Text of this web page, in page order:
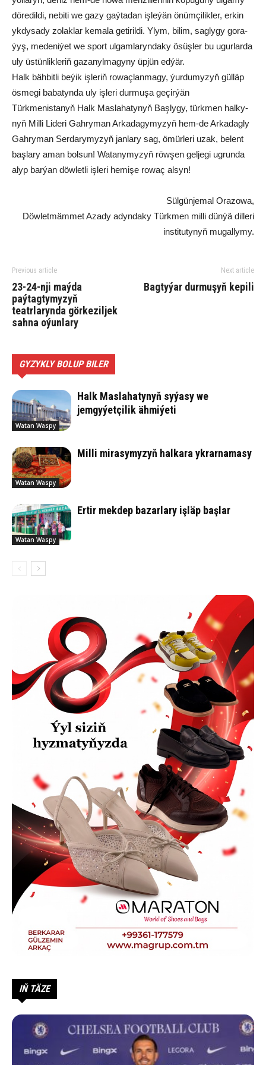
dö­re­dil­di, ne­bi­ti we ga­zy gaý­ta­dan iş­le­ýän önüm­çi­lik­ler, er­kin
yk­dy­sa­dy zo­lak­lar ke­ma­la ge­ti­ril­di. Ylym, bi­lim, sag­ly­gy go­ra­
ýyş, me­de­ni­ýet we sport ul­gam­la­ryn­da­ky ösüş­ler bu ugur­lar­da
uly üs­tün­lik­le­riň ga­za­nyl­ma­gy­ny üp­jün ed­ýär.
Halk bäh­bit­li be­ýik iş­le­riň ro­waç­lan­ma­gy, ýur­du­my­zyň gül­läp
ös­me­gi ba­ba­tyn­da uly iş­le­ri dur­mu­şa ge­çir­ýän
Türkmenistanyň Halk Maslahatynyň Başlygy, türk­men hal­ky­
nyň Milli Lideri Gahryman Arkadagymyzyň hem-de Arkadagly
Gahryman Serdarymyzyň jan­la­ry sag, ömür­le­ri uzak, be­lent
baş­la­ry aman bol­sun! Wa­ta­ny­my­zyň röw­şen gel­je­gi ug­run­da
alyp bar­ýan döw­let­li iş­le­ri he­mi­şe ro­waç al­syn!
Sülgünjemal Orazowa,
Döwletmämmet Azady adyndaky Türkmen milli dünýä dilleri
institutynyň mugallymy.
Previous article
23-24-nji maýda
paýtagtymyzyň
teatrlarynda görkeziljek
sahna oýunlary
Next article
Bagtyýar durmuşyň kepili
GYZYKLY BOLUP BILER
Watan Waspy
Halk Maslahatynyň syýasy we
jemgyýetçilik ähmiýeti
Watan Waspy
Milli mirasymyzyň halkara ykrarnamasy
Watan Waspy
Ertir mekdep bazarlary işläp başlar
IŇ TÄZE